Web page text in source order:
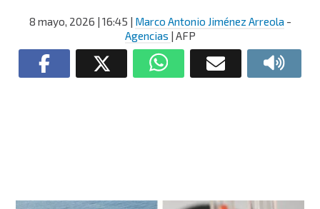
8 mayo, 2026 | 16:45 | Marco Antonio Jiménez Arreola -
Agencias | AFP